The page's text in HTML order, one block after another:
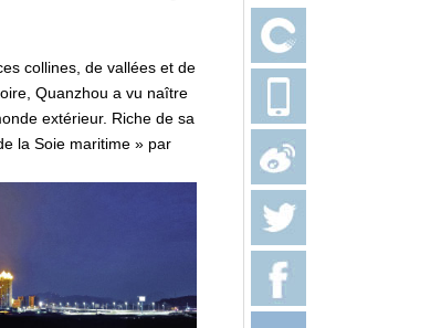
collines, de vallées et de
Quanzhou a vu naître
extérieur. Riche de sa
la Soie maritime » par